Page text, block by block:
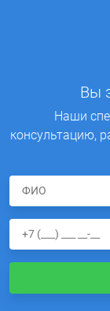
Вы
Наши
консультацию,